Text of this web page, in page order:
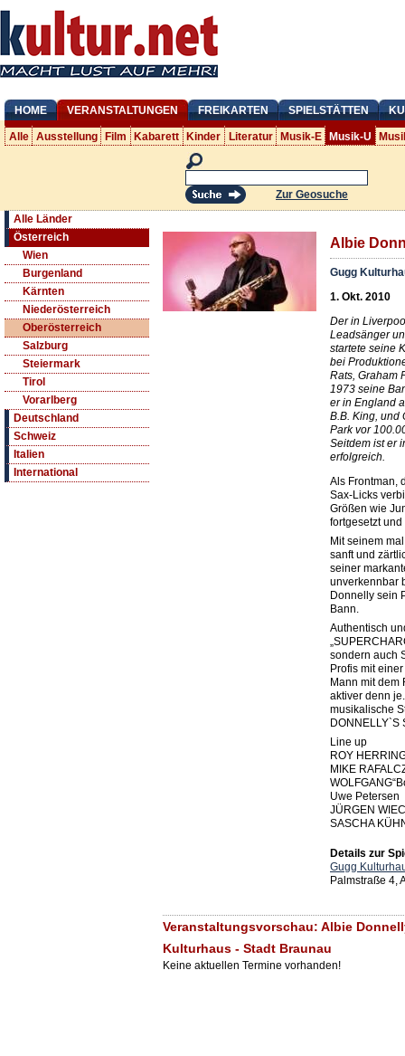
HOME VERANSTALTUNGEN FREIKARTEN SPIELSTÄTTEN
Alle Ausstellung Film Kabarett Kinder Literatur Musik-E Musik-U
Zur Geosuche
Alle Länder
Österreich
Wien
Burgenland
Kärnten
Niederösterreich
Oberösterreich
Salzburg
Steiermark
Tirol
Vorarlberg
Deutschland
Schweiz
Italien
International
Albie
Gugg
1. Okt. 2010
Der in
Leadsänger
startete seine
bei
Rats, Graham
1973 seine
er in England
B.B. King, und
Park vor
Seitdem ist er
erfolgreich.
Als Frontman,
Sax-Licks
Größen wie
fortgesetzt
Mit seinem
sanft und
seiner
unverkennbar
Donnelly sein
Bann.
Authentisch
sondern auch
Profis mit
Mann mit dem
aktiver denn
musikalische
DONNELLY`S
Line up
ROY
MIKE
Uwe Petersen
JÜRGEN
SASCHA
Details zur
Gugg
Palmstraße 4,
Veranstaltungsvorschau: Albie
Kulturhaus - Stadt Braunau
Keine aktuellen Termine vorhanden!